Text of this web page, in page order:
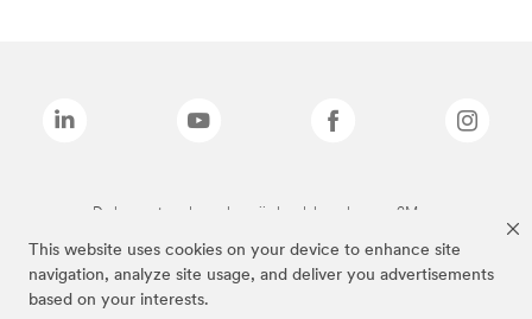
This website uses cookies on your device to enhance site
navigation, analyze site usage, and deliver you advertisements
based on your interests.
De bovenstaande merken zijn handelsmerken van 3M.we